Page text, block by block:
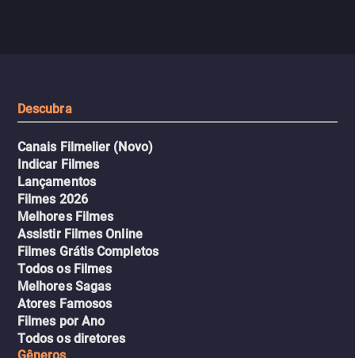
Descubra
Canais Filmelier (Novo)
Indicar Filmes
Lançamentos
Filmes 2026
Melhores Filmes
Assistir Filmes Online
Filmes Grátis Completos
Todos os Filmes
Melhores Sagas
Atores Famosos
Filmes por Ano
Todos os diretores